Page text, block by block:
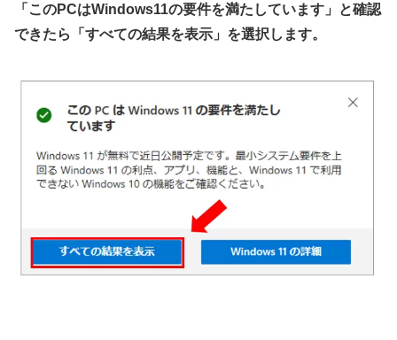
「このPCはWindows11の要件を満たしています」と確認
できたら「すべての結果を表示」を選択します。